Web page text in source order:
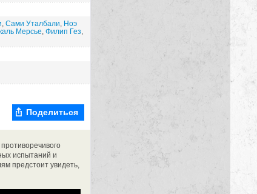
, Сами Уталбали, Ноэ
Мерсье, Филип Гез,
Поделиться
испытаний и
предстоит увидеть,